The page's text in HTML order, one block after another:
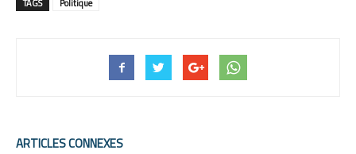
TAGS Politique
ARTICLES CONNEXES